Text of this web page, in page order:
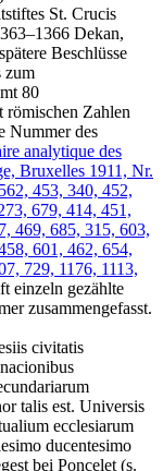
St. Crucis
Dekan,
Beschlüsse
zum
80
römischen Zahlen
Nummer des
analytique des
Bruxelles 1911, Nr.
453, 340, 452,
679, 414, 451,
469, 685, 315, 603,
601, 462, 654,
729, 1176, 1113,
einzeln gezählte
zusammengefasst.
civitatis
talis est. Universis
ecclesiarum
ducentesimo
bei Poncelet (s.